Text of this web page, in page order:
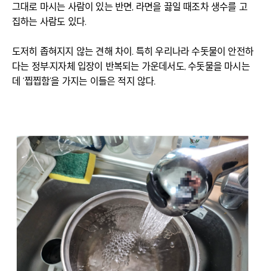
그대로 마시는 사람이 있는 반면, 라면을 끓일 때조차 생수를 고
집하는 사람도 있다.
도저히 좁혀지지 않는 견해 차이. 특히 우리나라 수돗물이 안전하
다는 정부·지자체 입장이 반복되는 가운데서도, 수돗물을 마시는
데 ‘찝찝함’을 가지는 이들은 적지 않다.